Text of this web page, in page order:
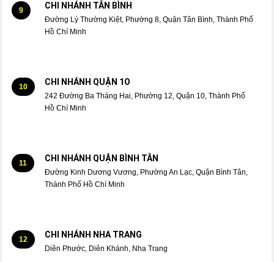
9 CHI NHÁNH TÂN BÌNH
Đường Lý Thường Kiệt, Phường 8, Quận Tân Bình, Thành Phố
Hồ Chí Minh
10 CHI NHÁNH QUẬN 1O
242 Đường Ba Tháng Hai, Phường 12, Quận 10, Thành Phố
Hồ Chí Minh
11 CHI NHÁNH QUẬN BÌNH TÂN
Đường Kinh Dương Vương, Phường An Lạc, Quận Bình Tân,
Thành Phố Hồ Chí Minh
12 CHI NHÁNH NHA TRANG
Diên Phước, Diên Khánh, Nha Trang